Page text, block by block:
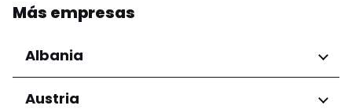
Más empresas
Albania
Regiones
Austria